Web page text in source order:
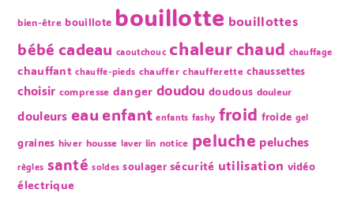
bien-être bouillote bouillotte bouillottes
bébé cadeau caoutchouc chaleurchaud chauffage
chauffant chauffe-pieds chauffer chaufferette chaussettes
choisir compresse danger doudou doudous douleur
douleurs eau enfant enfants fashy froid froide gel
graines hiver housse laver lin notice peluche peluches
règles santé soldes soulager sécurité utilisation vidéo
électrique